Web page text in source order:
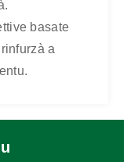
basate
a